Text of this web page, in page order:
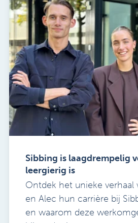
Sibbing is laagdrempelig
leergierig is
Ontdek het unieke verhaal
en Alec hun carrière bij
en waarom deze